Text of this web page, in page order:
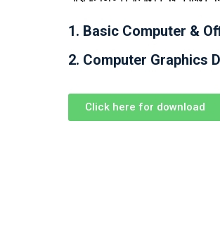
1. Basic Computer &
2. Computer Graphics
Click here for download